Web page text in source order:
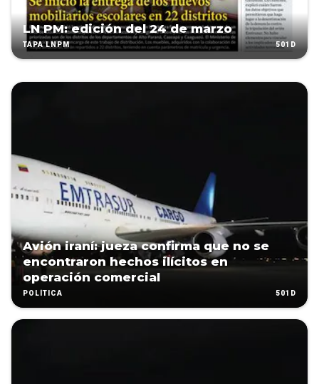
LN PM: edición del 24 de marzo
TAPA LNPM 501D
Avión iraní: jueza confirma que no se
encontraron hechos ilícitos en
operación comercial
POLÍTICA 501D